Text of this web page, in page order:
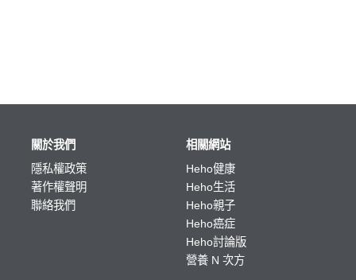
關於我們
隱私權政策
著作權聲明
聯絡我們
相關網站
Heho健康
Heho生活
Heho親子
Heho癌症
Heho討論版
營養 N 次方